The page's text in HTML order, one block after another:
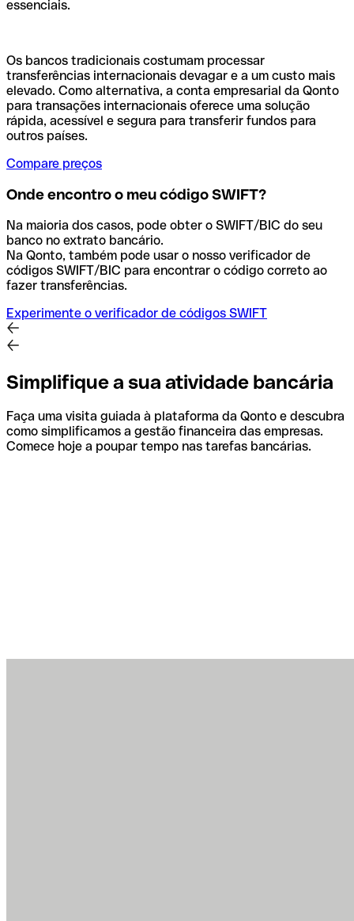
essenciais.
Os bancos tradicionais costumam processar
transferências internacionais devagar e a um custo mais
elevado. Como alternativa, a conta empresarial da Qonto
para transações internacionais oferece uma solução
rápida, acessível e segura para transferir fundos para
outros países.
Compare preços
Onde encontro o meu código SWIFT?
Na maioria dos casos, pode obter o SWIFT/BIC do seu
banco no extrato bancário.
Na Qonto, também pode usar o nosso verificador de
códigos SWIFT/BIC para encontrar o código correto ao
fazer transferências.
Experimente o verificador de códigos SWIFT
Simplifique a sua atividade bancária
Faça uma visita guiada à plataforma da Qonto e descubra
como simplificamos a gestão financeira das empresas.
Comece hoje a poupar tempo nas tarefas bancárias.